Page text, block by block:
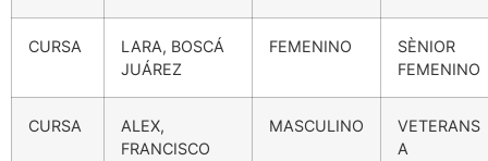
CURSA
LARA, BOSCÁ
JUÁREZ
FEMENINO
SÈNIOR
FEMENINO
CURSA
ALEX,
FRANCISCO
MASCULINO
VETERANS
A